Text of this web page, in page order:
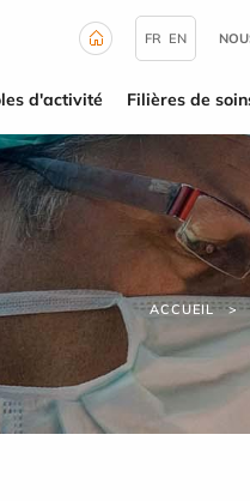
FR EN
d'activité Filières de
ACCUEIL